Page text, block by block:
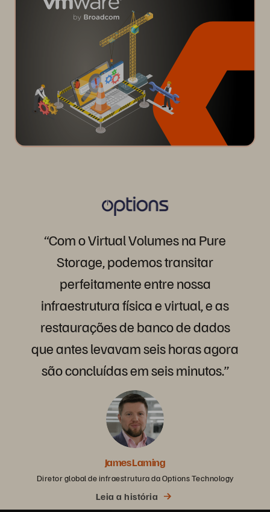
“ComoVirtualVolumesna Pure
Storage, podemostransitar
perfeitamenteentre nossa
infraestruturafísicaevirtual, eas
restauraçõesde bancodedados
queanteslevavamseishorasagora
sãoconcluídasemseisminutos.”
James Laming
Diretor global de infraestrutura da Options Technology
Leia a história